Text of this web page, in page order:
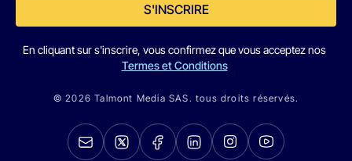
S'INSCRIRE
En cliquant sur s'inscrire, vous confirmez que vous acceptez nos
Termes et Conditions
© 2026 Talmont Media SAS. tous droits réservés.